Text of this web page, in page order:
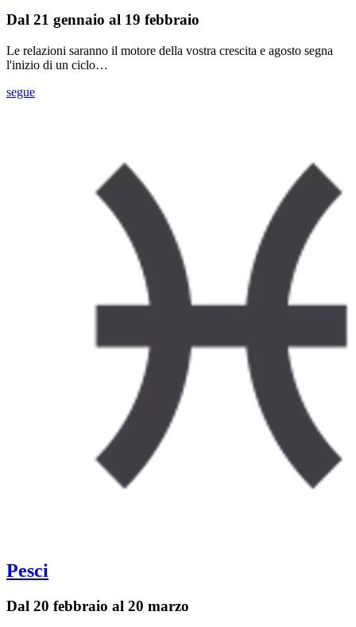
Dal 21 gennaio al 19 febbraio
Le relazioni saranno il motore della vostra crescita e agosto segna
l'inizio di un ciclo…
segue
Pesci
Dal 20 febbraio al 20 marzo